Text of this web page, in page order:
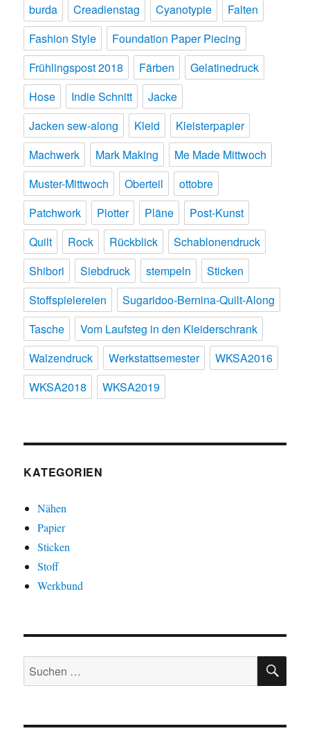
burda
Creadienstag Cyanotypie
Falten
Fashion Style
Foundation Paper Piecing
Frühlingspost 2018
Färben
Gelatinedruck
Hose
Indie Schnitt
Jacke
Jacken sew-along
Kleid
Kleisterpapier
Machwerk
Mark Making
Me Made Mittwoch
Muster-Mittwoch
Oberteil
ottobre
Patchwork
Plotter Pläne
Post-Kunst
Quilt
Rock Rückblick
Schablonendruck
Shibori
Siebdruck stempeln
Sticken
Stoffspielereien
Sugaridoo-Bernina-Quilt-Along
Tasche
Vom Laufsteg in den Kleiderschrank
Walzendruck
Werkstattsemester
WKSA2016
WKSA2018
WKSA2019
KATEGORIEN
Nähen
Papier
Sticken
Stoff
Werkbund
Suchen
nach: